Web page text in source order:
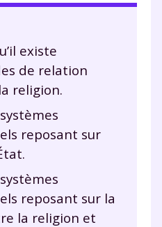
existe
de relation
religion.
reposant sur
reposant sur la
la religion et